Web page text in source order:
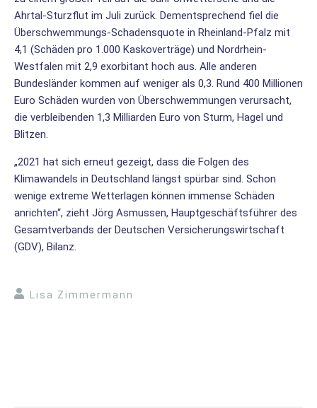
Ahrtal-Sturzflut im Juli zurück. Dementsprechend fiel die
Überschwemmungs-Schadensquote in Rheinland-Pfalz mit
4,1 (Schäden pro 1.000 Kaskoverträge) und Nordrhein-
Westfalen mit 2,9 exorbitant hoch aus. Alle anderen
Bundesländer kommen auf weniger als 0,3. Rund 400 Millionen
Euro Schäden wurden von Überschwemmungen verursacht,
die verbleibenden 1,3 Milliarden Euro von Sturm, Hagel und
Blitzen.
„2021 hat sich erneut gezeigt, dass die Folgen des
Klimawandels in Deutschland längst spürbar sind. Schon
wenige extreme Wetterlagen können immense Schäden
anrichten“, zieht Jörg Asmussen, Hauptgeschäftsführer des
Gesamtverbands der Deutschen Versicherungswirtschaft
(GDV), Bilanz.
Lisa Zimmermann